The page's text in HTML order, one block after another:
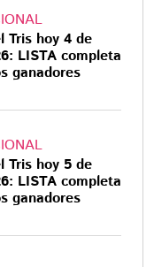
Tris hoy 4 de
LISTA completa
ganadores
Tris hoy 5 de
LISTA completa
ganadores